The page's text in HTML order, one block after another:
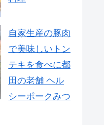
自家生産の豚肉
で美味しいトン
テキを食べに都
田の老舗 ヘル
シーポークみつ